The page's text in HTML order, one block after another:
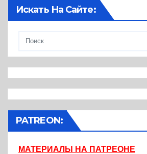
Искать На Сайте:
PATREON:
МАТЕРИАЛЫ НА ПАТРЕОНЕ